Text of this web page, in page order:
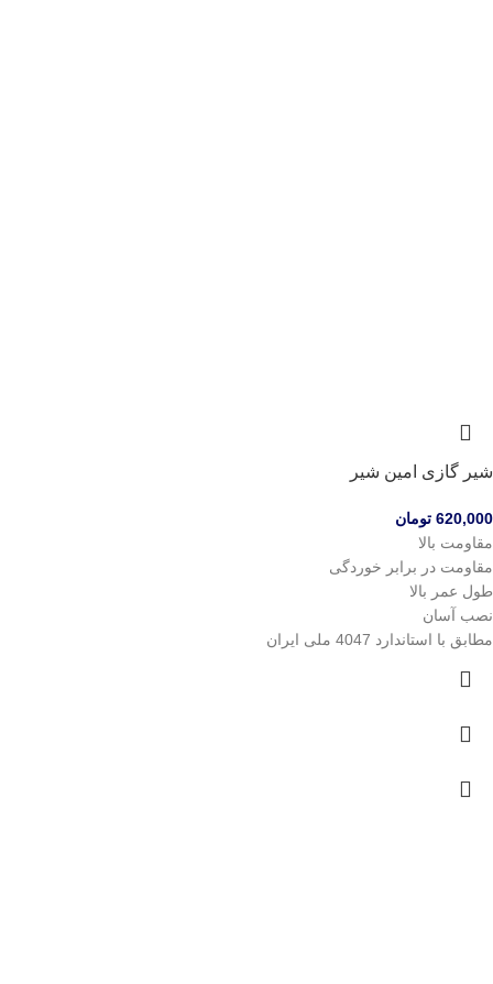
شیر گازی امین شیر
620,000 تومان
مقاومت بالا
مقاومت در برابر خوردگی
طول عمر بالا
نصب آسان
مطابق با استاندارد 4047 ملی ایران